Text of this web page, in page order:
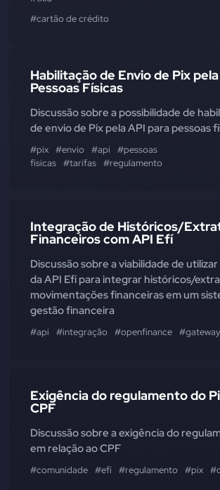
#cartão de crédito
Habilitação de Envio de Pix
Pessoas Físicas
Discussão sobre a possibilidade de
de envio de Pix pela API para pessoas
#pix #envio #api
#pessoas
físicas #tarifas #regulamento
Integração de Históricos/
Financeiros com API Efí
Discussão sobre a viabilidade de
da API Efí para integrar históricos/
movimentações financeiras em um
gestão financeira
#api #integração #openfinance #gateway
Exigência do regulamento do
CPF
Discussão sobre a exigência do
em relação ao CPF
#comunidade #efí #regulamento #pix